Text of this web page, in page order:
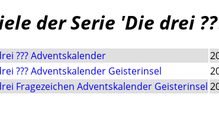
der Serie 'Die drei
??? Adventskalender
??? Adventskalender Geisterinsel
Fragezeichen Adventskalender Geisterinsel